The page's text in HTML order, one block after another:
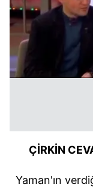
ÇİRKİN
Yaman'ın